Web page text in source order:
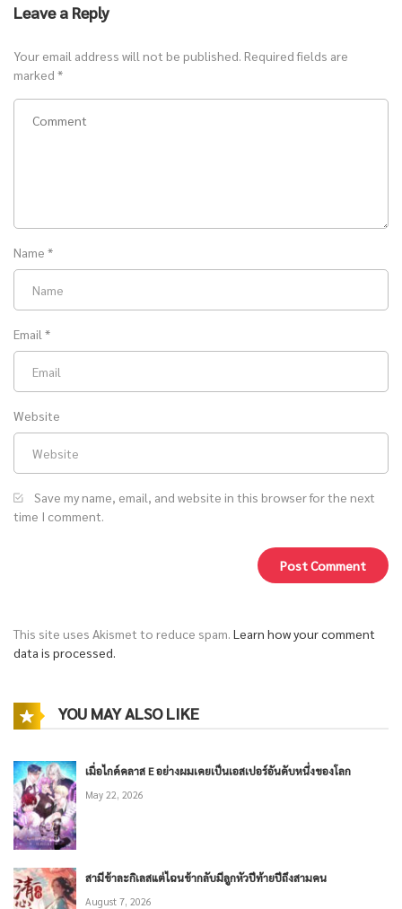
Leave a Reply
Your email address will not be published. Required fields are
marked *
Name *
Email *
Website
Save my name, email, and website in this browser for the next
time I comment.
This site uses Akismet to reduce spam. Learn how your comment
data is processed.
YOU MAY ALSO LIKE
เมื่อไกด์คลาส E อย่างผมเคยเป็นเอสเปอร์อันดับหนึ่งของโลก
May 22, 2026
สามีข้าละกิเลสแต่ไฉนข้ากลับมีลูกหัวปีท้ายปีถึงสามคน
August 7, 2026